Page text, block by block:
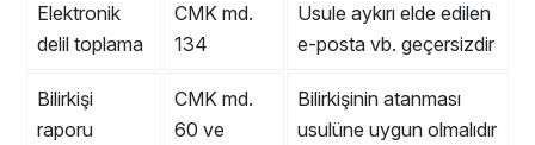
Elektronik
delil toplama
CMK md.
134
Usule aykırı elde edilen
e-posta vb. geçersizdir
Bilirkişi
raporu
CMK md.
60 ve
Bilirkişinin atanması
usulüne uygun olmalıdır